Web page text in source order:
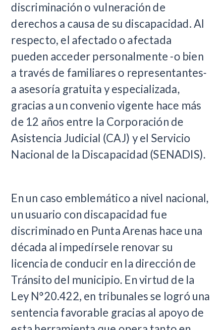
discriminación o vulneración de
derechos a causa de su discapacidad. Al
respecto, el afectado o afectada
pueden acceder personalmente -o bien
a través de familiares o representantes-
a asesoría gratuita y especializada,
gracias a un convenio vigente hace más
de 12 años entre la Corporación de
Asistencia Judicial (CAJ) y el Servicio
Nacional de la Discapacidad (SENADIS).
En un caso emblemático a nivel nacional,
un usuario con discapacidad fue
discriminado en Punta Arenas hace una
década al impedírsele renovar su
licencia de conducir en la dirección de
Tránsito del municipio. En virtud de la
Ley N°20.422, en tribunales se logró una
sentencia favorable gracias al apoyo de